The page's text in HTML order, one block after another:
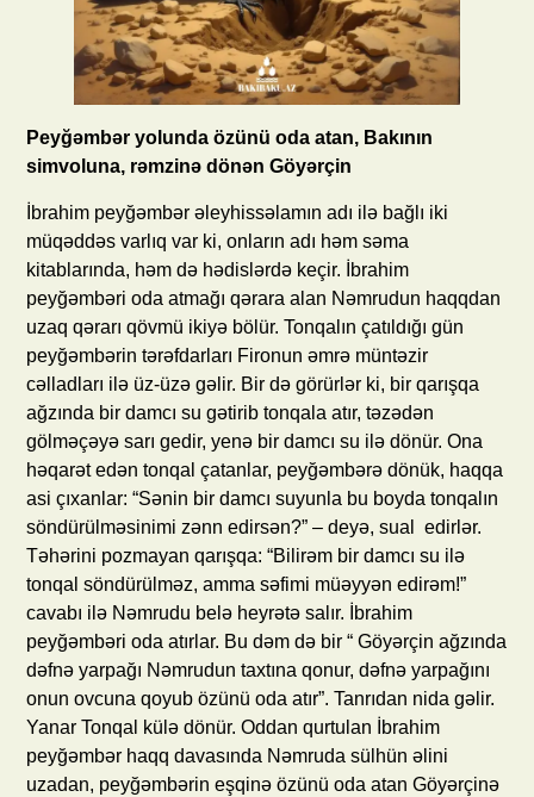
Peyğəmbər yolunda özünü oda atan, Bakının
simvoluna, rəmzinə dönən Göyərçin
İbrahim peyğəmbər əleyhissəlamın adı ilə bağlı iki
müqəddəs varlıq var ki, onların adı həm səma
kitablarında, həm də hədislərdə keçir. İbrahim
peyğəmbəri oda atmağı qərara alan Nəmrudun haqqdan
uzaq qərarı qövmü ikiyə bölür. Tonqalın çatıldığı gün
peyğəmbərin tərəfdarları Fironun əmrə müntəzir
cəlladları ilə üz-üzə gəlir. Bir də görürlər ki, bir qarışqa
ağzında bir damcı su gətirib tonqala atır, təzədən
gölməçəyə sarı gedir, yenə bir damcı su ilə dönür. Ona
həqarət edən tonqal çatanlar, peyğəmbərə dönük, haqqa
asi çıxanlar: “Sənin bir damcı suyunla bu boyda tonqalın
söndürülməsinimi zənn edirsən?” – deyə, sual edirlər.
Təhərini pozmayan qarışqa: “Bilirəm bir damcı su ilə
tonqal söndürülməz, amma səfimi müəyyən edirəm!”
cavabı ilə Nəmrudu belə heyrətə salır. İbrahim
peyğəmbəri oda atırlar. Bu dəm də bir “ Göyərçin ağzında
dəfnə yarpağı Nəmrudun taxtına qonur, dəfnə yarpağını
onun ovcuna qoyub özünü oda atır”. Tanrıdan nida gəlir.
Yanar Tonqal külə dönür. Oddan qurtulan İbrahim
peyğəmbər haqq davasında Nəmruda sülhün əlini
uzadan, peyğəmbərin eşqinə özünü oda atan Göyərçinə